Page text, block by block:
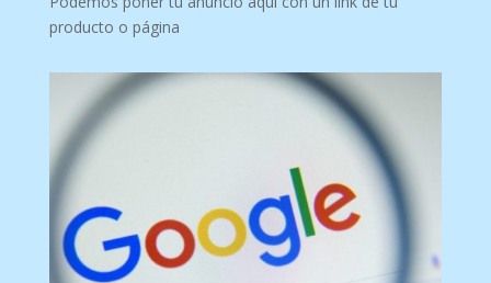
producto o página